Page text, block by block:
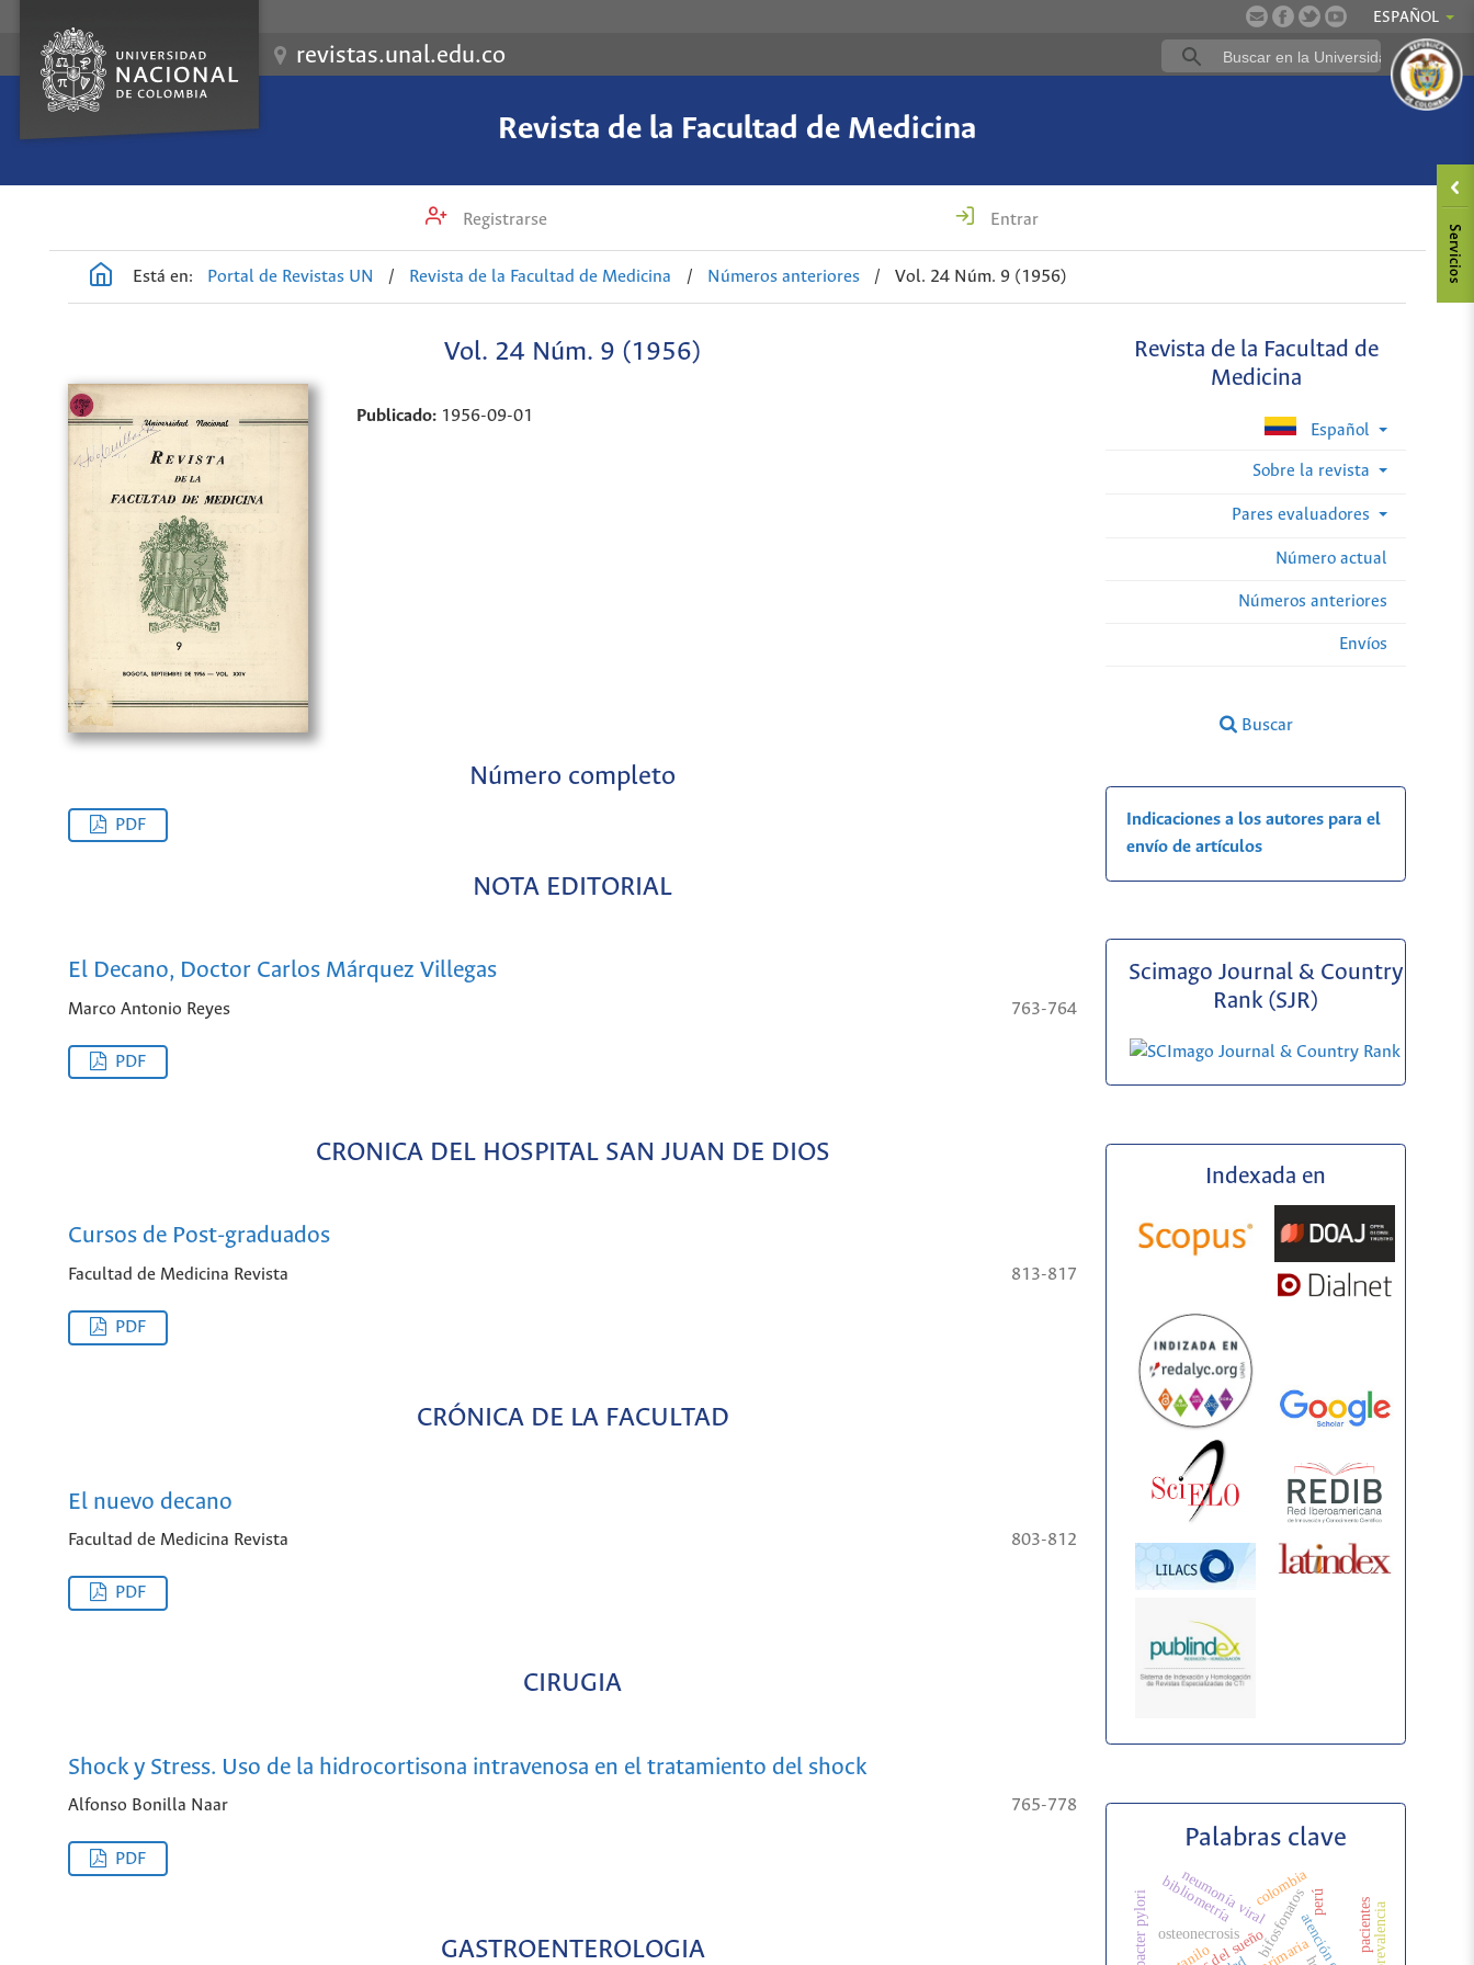
ESPAÑOL
revistas.unal.edu.co
Revista de la Facultad de Medicina
Registrarse Entrar
Está en: Portal de Revistas UN / Revista de la Facultad de Medicina / Números anteriores / Vol. 24 Núm. 9 (1956)
Revista de la Facultad de
Medicina
Español
Sobre la revista
Pares evaluadores
Número actual
Números anteriores
Envíos
Buscar
Vol. 24 Núm. 9 (1956)
Publicado: 1956-09-01
Número completo
PDF
NOTA EDITORIAL
El Decano, Doctor Carlos Márquez Villegas
Marco Antonio Reyes 763-764
PDF
CRONICA DEL HOSPITAL SAN JUAN DE DIOS
Cursos de Post-graduados
Facultad de Medicina Revista 813-817
PDF
CRÓNICA DE LA FACULTAD
El nuevo decano
Facultad de Medicina Revista 803-812
PDF
CIRUGIA
Shock y Stress. Uso de la hidrocortisona intravenosa en el tratamiento del shock
Alfonso Bonilla Naar 765-778
PDF
GASTROENTEROLOGIA
Indicaciones a los autores para el
envío de artículos
Scimago Journal & Country
Rank (SJR)
Indexada en
Palabras clave
bifosfonatos
osteonecrosis prevalencia
neumonía viralcolombia
bibliometría pacientes
perú